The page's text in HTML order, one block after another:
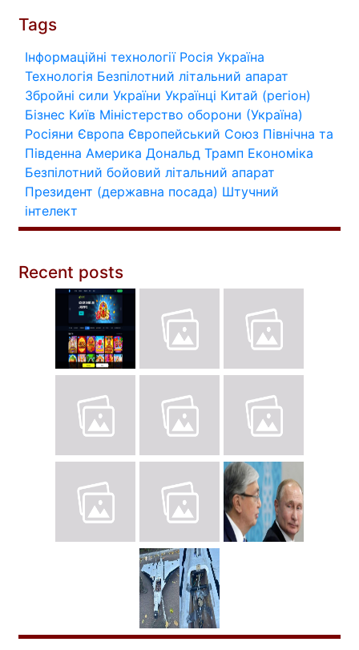
Tags
Інформаційні технології Росія Україна
Технологія Безпілотний літальний апарат
Збройні сили України Українці Китай (регіон)
Бізнес Київ Міністерство оборони (Україна)
Росіяни Європа Європейський Союз Північна та
Південна Америка Дональд Трамп Економіка
Безпілотний бойовий літальний апарат
Президент (державна посада) Штучний
інтелект
Recent posts